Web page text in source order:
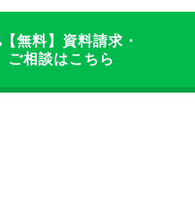
【無料】資料請求・
ご相談はこちら